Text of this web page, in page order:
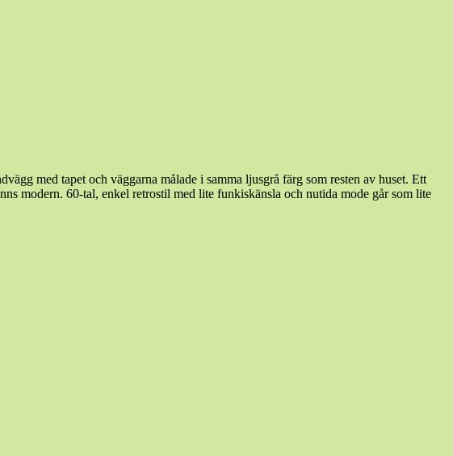
med tapet och väggarna målade i samma ljusgrå färg som resten av huset. Ett
modern. 60-tal, enkel retrostil med lite funkiskänsla och nutida mode går som lite